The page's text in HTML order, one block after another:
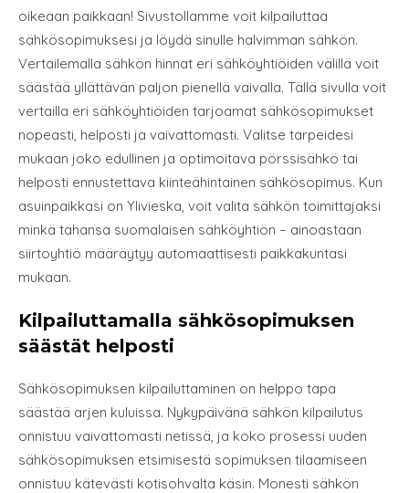
oikeaan paikkaan! Sivustollamme voit kilpailuttaa
sähkösopimuksesi ja löydä sinulle halvimman sähkön.
Vertailemalla sähkön hinnat eri sähköyhtiöiden välillä voit
säästää yllättävän paljon pienellä vaivalla. Tällä sivulla voit
vertailla eri sähköyhtiöiden tarjoamat sähkösopimukset
nopeasti, helposti ja vaivattomasti. Valitse tarpeidesi
mukaan joko edullinen ja optimoitava pörssisähkö tai
helposti ennustettava kiinteähintainen sähkösopimus. Kun
asuinpaikkasi on Ylivieska, voit valita sähkön toimittajaksi
minkä tahansa suomalaisen sähköyhtiön – ainoastaan
siirtoyhtiö määräytyy automaattisesti paikkakuntasi
mukaan.
Kilpailuttamalla sähkösopimuksen
säästät helposti
Sähkösopimuksen kilpailuttaminen on helppo tapa
säästää arjen kuluissa. Nykypäivänä sähkön kilpailutus
onnistuu vaivattomasti netissä, ja koko prosessi uuden
sähkösopimuksen etsimisestä sopimuksen tilaamiseen
onnistuu kätevästi kotisohvalta käsin. Monesti sähkön